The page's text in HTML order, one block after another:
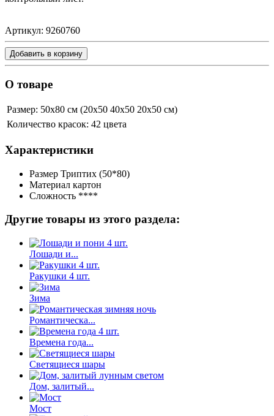
Артикул: 9260760
Добавить в корзину
О товаре
Размер: 50х80 см (20х50 40х50 20х50 см)
Количество красок: 42 цвета
Характеристики
Размер Триптих (50*80)
Материал картон
Сложность ****
Другие товары из этого раздела:
Лошади и...
Ракушки 4 шт.
Зима
Романтическа...
Времена года...
Светящиеся шары
Дом, залитый...
Мост